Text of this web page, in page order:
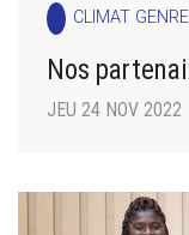
CLIMAT GENRE
Nos
JEU 24 NOV 2022